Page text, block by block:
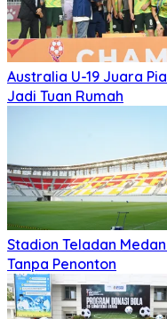
Australia U-19 Juara
Jadi Tuan Rumah
Stadion Teladan
Tanpa Penonton